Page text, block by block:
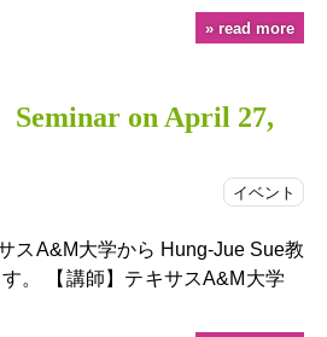
read more
Seminar on April 27,
イベント
スA&M大学から Hung-Jue Sue教
。 【講師】テキサスA&M大学